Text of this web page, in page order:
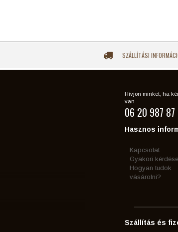
SZÁLLÍTÁSI
Hívjon minket, ha
van
06 20 987 87
Hasznos
Kapcsolat
Gyakori
Hogyan tudok
vásárolni?
Szállítás és